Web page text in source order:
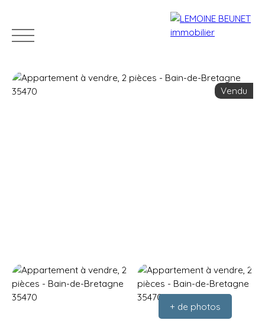
Vendu
+ de photos